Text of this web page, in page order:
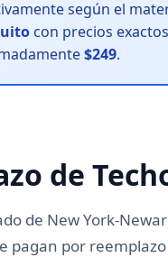
según el
con precios
$249.
de
de New York-
pagan por